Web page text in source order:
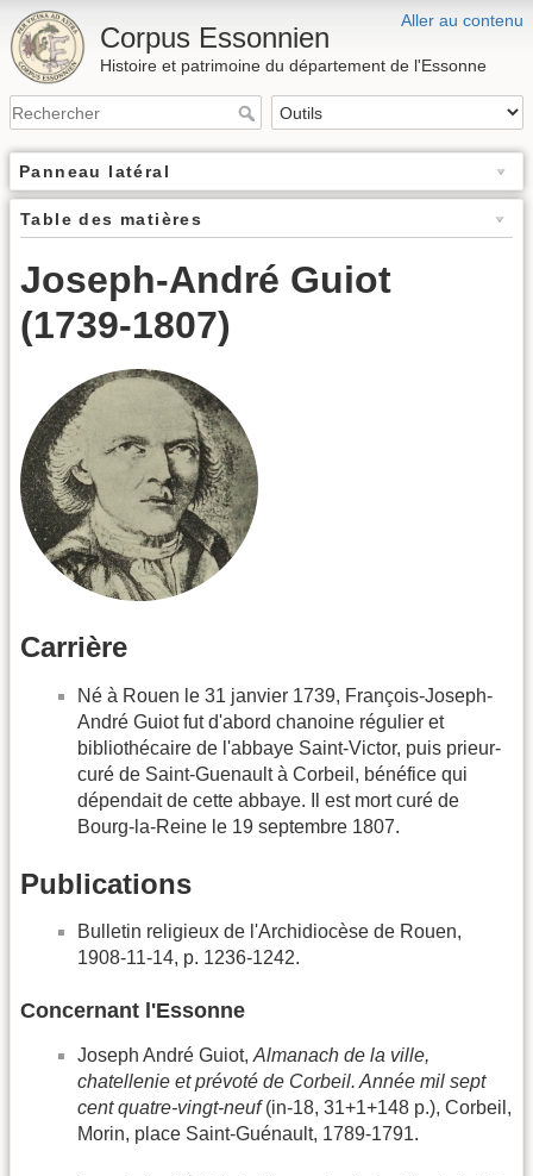
Aller au contenu
Corpus Essonnien
Histoire et patrimoine du département de l'Essonne
Panneau latéral
Table des matières
Joseph-André Guiot
(1739-1807)
Carrière
Né à Rouen le 31 janvier 1739, François-Joseph-
André Guiot fut d'abord chanoine régulier et
bibliothécaire de l'abbaye Saint-Victor, puis prieur-
curé de Saint-Guenault à Corbeil, bénéfice qui
dépendait de cette abbaye. Il est mort curé de
Bourg-la-Reine le 19 septembre 1807.
Publications
Bulletin religieux de l'Archidiocèse de Rouen,
1908-11-14, p. 1236-1242.
Concernant l'Essonne
Joseph André Guiot, Almanach de la ville,
chatellenie et prévoté de Corbeil. Année mil sept
cent quatre-vingt-neuf(in-18, 31+1+148 p.), Corbeil,
Morin, place Saint-Guénault, 1789-1791.